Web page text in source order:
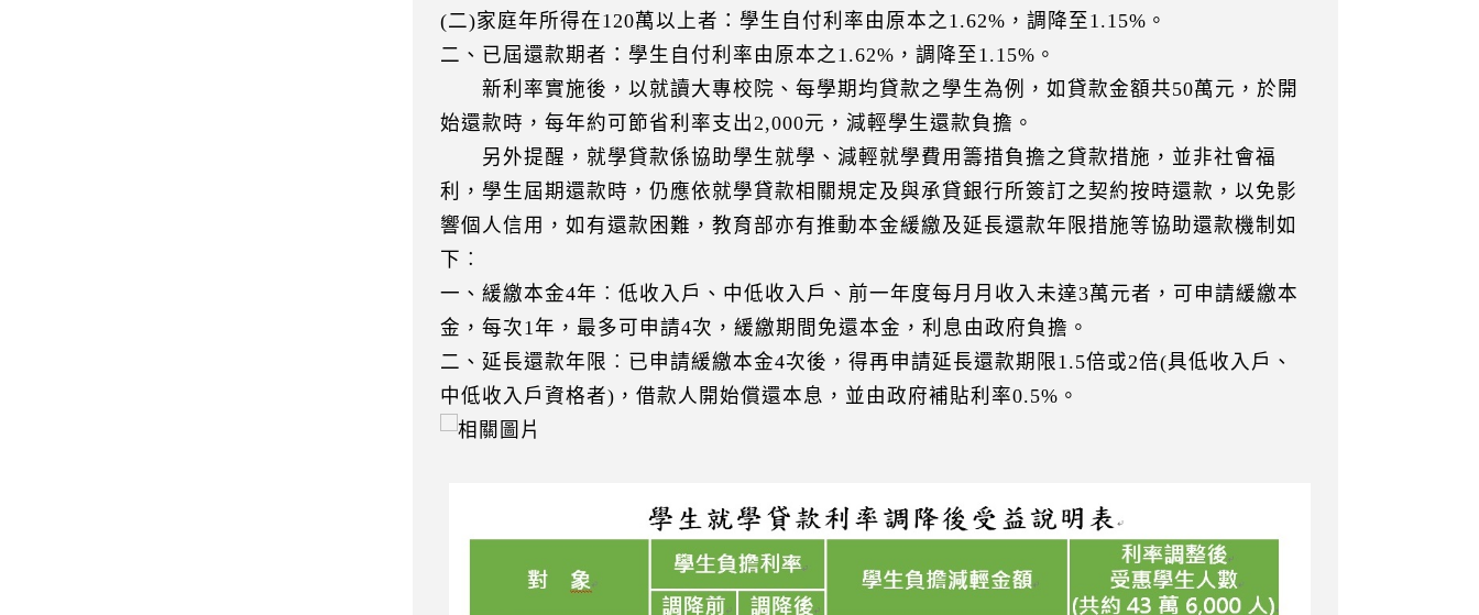
(二)家庭年所得在120萬以上者：學生自付利率由原本之1.62%，調降至1.15%。
二、已屆還款期者：學生自付利率由原本之1.62%，調降至1.15%。
新利率實施後，以就讀大專校院、每學期均貸款之學生為例，如貸款金額共50萬元，於開
始還款時，每年約可節省利率支出2,000元，減輕學生還款負擔。
另外提醒，就學貸款係協助學生就學、減輕就學費用籌措負擔之貸款措施，並非社會福
利，學生屆期還款時，仍應依就學貸款相關規定及與承貸銀行所簽訂之契約按時還款，以免影
響個人信用，如有還款困難，教育部亦有推動本金緩繳及延長還款年限措施等協助還款機制如
下︰
一、緩繳本金4年︰低收入戶、中低收入戶、前一年度每月月收入未達3萬元者，可申請緩繳本
金，每次1年，最多可申請4次，緩繳期間免還本金，利息由政府負擔。
二、延長還款年限︰已申請緩繳本金4次後，得再申請延長還款期限1.5倍或2倍(具低收入戶、
中低收入戶資格者)，借款人開始償還本息，並由政府補貼利率0.5%。